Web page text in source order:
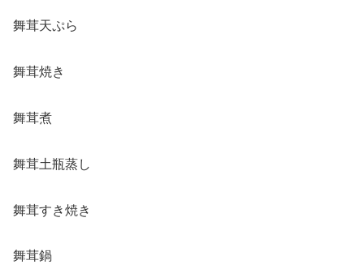
舞茸天ぷら
舞茸焼き
舞茸煮
舞茸土瓶蒸し
舞茸すき焼き
舞茸鍋